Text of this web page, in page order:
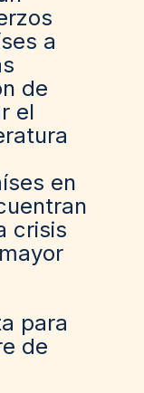
a
de
el
en
crisis
para
de